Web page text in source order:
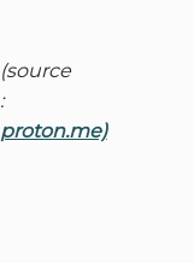
(source
:
proton.me)